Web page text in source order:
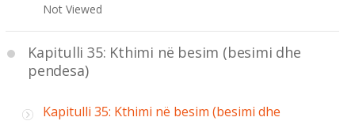
Not Viewed
Kapitulli 35: Kthimi në besim (besimi dhe
pendesa)
Kapitulli 35: Kthimi në besim (besimi dhe